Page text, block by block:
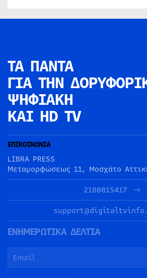
ΤΑ ΠΑΝΤΑ
ΓΙΑ ΤΗΝ
ΨΗΦΙΑΚΗ
ΚΑΙ HD TV
ΕΠΙΚΟΙΝΩΝΙΑ
LIBRA PRESS
Μεταμορφώσεως 11, Μοσχάτο
2108815417
ΕΝΗΜΕΡΩΤΙΚΑ ΔΕΛΤΙΑ